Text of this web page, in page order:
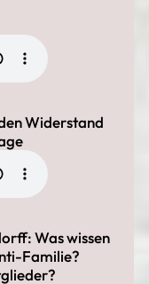
Widerstand
Was wissen
Familie?